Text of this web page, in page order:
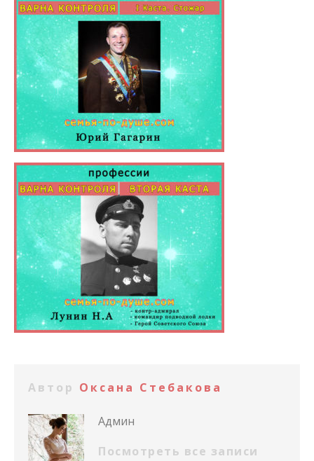
Автор Оксана Стебакова
Админ
Посмотреть все записи